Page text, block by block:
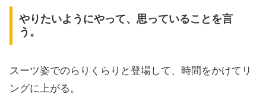
やりたいようにやって、思っていることを言
う。
スーツ姿でのらりくらりと登場して、時間をかけてリ
ングに上がる。